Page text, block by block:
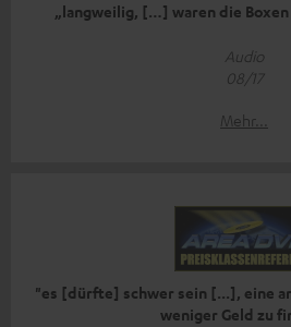
„langweilig, […] waren die Boxen
Audio
08/17
Mehr...
"es [dürfte] schwer sein [...], eine
weniger Geld zu